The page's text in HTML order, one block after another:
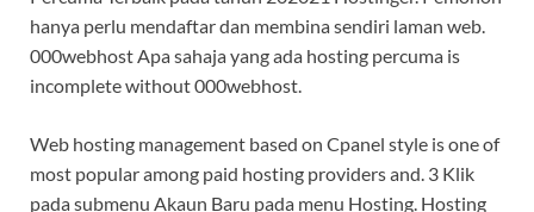
hanya perlu mendaftar dan membina sendiri laman web.
000webhost Apa sahaja yang ada hosting percuma is
incomplete without 000webhost.
Web hosting management based on Cpanel style is one of
most popular among paid hosting providers and. 3 Klik
pada submenu Akaun Baru pada menu Hosting. Hosting